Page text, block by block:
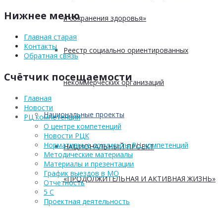
и сохранения здоровья»
Реестр социально ориентированных
некоммерческих организаций
Национальные проекты
НАЦИОНАЛЬНЫЙ ПРОЕКТ
«ПРОДОЛЖИТЕЛЬНАЯ И АКТИВНАЯ ЖИЗНЬ»
Нижнее меню
Главная старая
Контакты
Обратная связь
Счётчик посещаемости
Главная
Новости
РЦ компетенций
О центре компетенций
Новости РЦК
Нормативные документы РЦ компетенций
Методические материалы
Материалы и презентации
График выездов в МО
Отчетность
5 С
Проектная деятельность